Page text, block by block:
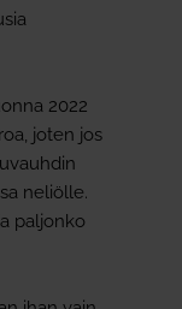
2022
joten jos
neliölle.
paljonko